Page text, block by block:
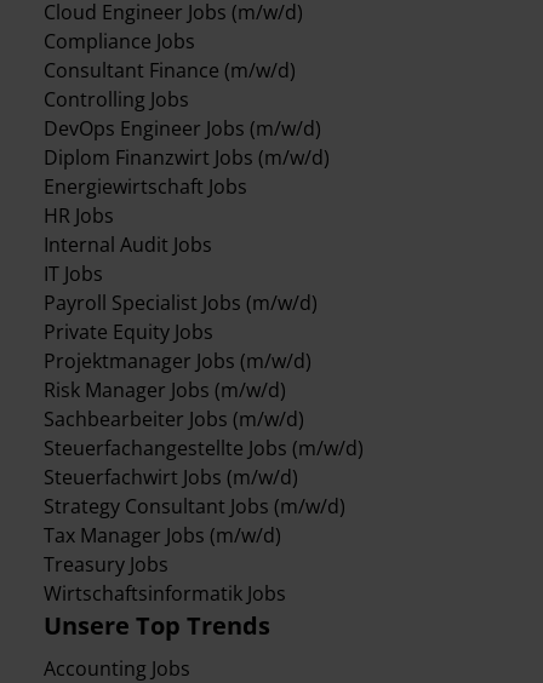
Unsere Top Trends
Accounting Jobs
Cloud Engineer Jobs (m/w/d)
Compliance Jobs
Consultant Finance (m/w/d)
Controlling Jobs
DevOps Engineer Jobs (m/w/d)
Diplom Finanzwirt Jobs (m/w/d)
Energiewirtschaft Jobs
HR Jobs
Internal Audit Jobs
IT Jobs
Payroll Specialist Jobs (m/w/d)
Private Equity Jobs
Projektmanager Jobs (m/w/d)
Risk Manager Jobs (m/w/d)
Sachbearbeiter Jobs (m/w/d)
Steuerfachangestellte Jobs (m/w/d)
Steuerfachwirt Jobs (m/w/d)
Strategy Consultant Jobs (m/w/d)
Tax Manager Jobs (m/w/d)
Treasury Jobs
Wirtschaftsinformatik Jobs